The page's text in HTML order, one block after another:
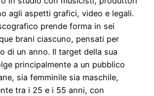
agli aspetti grafici, video e legali.
prende forma in sei
brani ciascuno, pensati per
di un anno. Il target della sua
principalmente a un pubblico
sia femminile sia maschile,
tra i 25 e i 55 anni, con